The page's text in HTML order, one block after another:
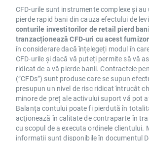
CFD-urile sunt instrumente complexe și
pierde rapid bani din cauza efectului de
conturile investitorilor de retail pierd
tranzacționează CFD-uri cu acest furnizor
în considerare dacă înțelegeți modul în
CFD-urile și dacă vă puteți permite să vă
ridicat de a vă pierde banii. Contractele
(”CFDs”) sunt produse care se supun
presupun un nivel de risc ridicat întrucât
minore de preț ale activului suport vă pot
Balanța contului poate fi pierdută în
acţionează în calitate de contraparte în
cu scopul de a executa ordinele clientului.
informații sunt disponibile în documentul